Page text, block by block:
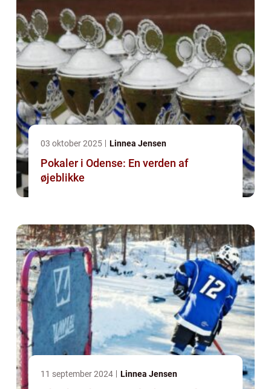
03 oktober 2025 Linnea Jensen
Pokaler i Odense: En verden af
øjeblikke
11 september 2024 Linnea Jensen